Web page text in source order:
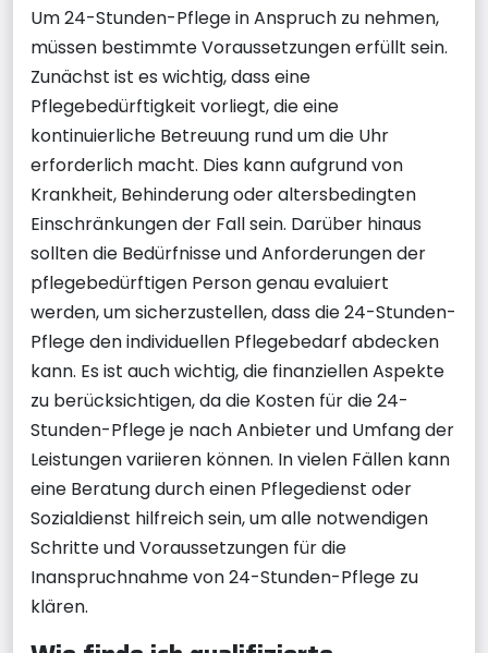
Um 24-Stunden-Pflege in Anspruch zu nehmen,
müssen bestimmte Voraussetzungen erfüllt sein.
Zunächst ist es wichtig, dass eine
Pflegebedürftigkeit vorliegt, die eine
kontinuierliche Betreuung rund um die Uhr
erforderlich macht. Dies kann aufgrund von
Krankheit, Behinderung oder altersbedingten
Einschränkungen der Fall sein. Darüber hinaus
sollten die Bedürfnisse und Anforderungen der
pflegebedürftigen Person genau evaluiert
werden, um sicherzustellen, dass die 24-Stunden-
Pflege den individuellen Pflegebedarf abdecken
kann. Es ist auch wichtig, die finanziellen Aspekte
zu berücksichtigen, da die Kosten für die 24-
Stunden-Pflege je nach Anbieter und Umfang der
Leistungen variieren können. In vielen Fällen kann
eine Beratung durch einen Pflegedienst oder
Sozialdienst hilfreich sein, um alle notwendigen
Schritte und Voraussetzungen für die
Inanspruchnahme von 24-Stunden-Pflege zu
klären.